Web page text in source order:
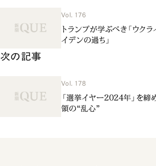
Vol. 176
トランプが学ぶべき「ウク
イデンの過ち」
次の記事
Vol. 178
「選挙イヤー2024年」を締
領の“乱心”